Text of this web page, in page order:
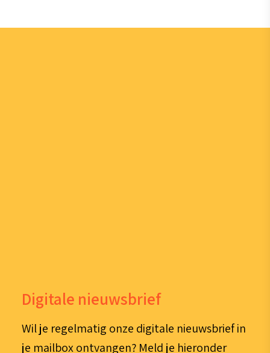
Digitale nieuwsbrief
Wil je regelmatig onze digitale nieuwsbrief in
je mailbox ontvangen? Meld je hieronder